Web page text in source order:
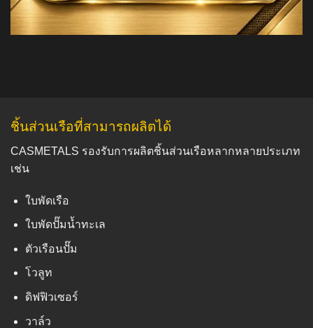
ชิ้นส่วนเรือที่สามารถผลิตได้
CASMETALS รองรับการผลิตชิ้นส่วนเรือหลากหลายประเภท
เช่น
ใบพัดเรือ
ใบพัดปั๊มน้ำทะเล
ตัวเรือนปั๊ม
โวลูท
ดิฟฟิวเซอร์
วาล์ว